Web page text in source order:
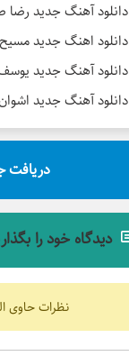
دانلود آهنگ جدید
دانلود اهنگ جدید
دانلود آهنگ جدید
دانلود آهنگ جدید
دریافت
دیدگاه خود را
نظرات حاوی